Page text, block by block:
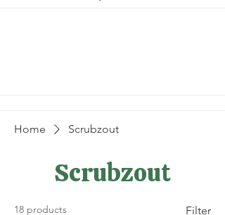
Home Scrubzout
Scrubzout
18 products Filter